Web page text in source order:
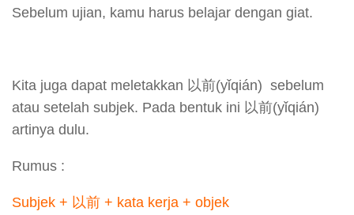
Sebelum ujian, kamu harus belajar dengan giat.
Kita juga dapat meletakkan 以前(yǐqián) sebelum
atau setelah subjek. Pada bentuk ini 以前(yǐqián)
artinya dulu.
Rumus :
Subjek + 以前 + kata kerja + objek